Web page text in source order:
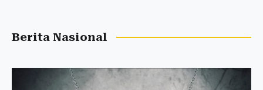
Berita Nasional